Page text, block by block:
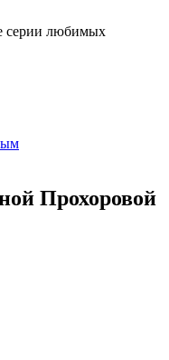
серии любимых
Прохоровой